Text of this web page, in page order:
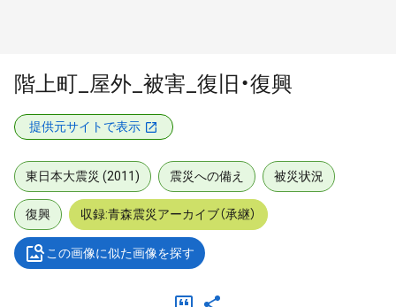
階上町_屋外_被害_復旧・復興
提供元サイトで表示
東日本大震災 (2011) 震災への備え 被災状況
復興 収録:青森震災アーカイブ（承継）
この画像に似た画像を探す